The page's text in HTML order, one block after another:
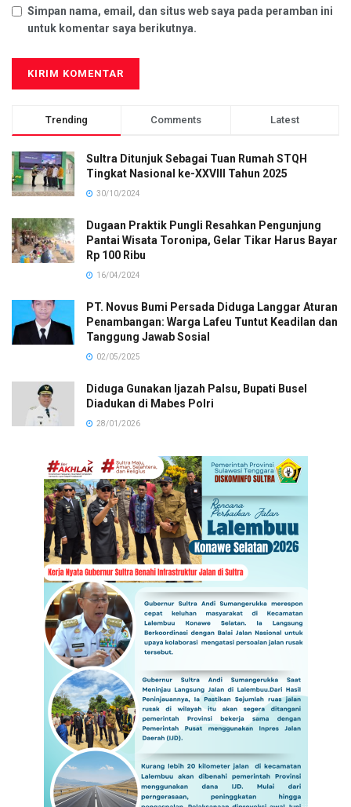
Simpan nama, email, dan situs web saya pada peramban ini
untuk komentar saya berikutnya.
Trending Comments Latest
Sultra Ditunjuk Sebagai Tuan Rumah STQH
Tingkat Nasional ke-XXVIII Tahun 2025
30/10/2024
Dugaan Praktik Pungli Resahkan Pengunjung
Pantai Wisata Toronipa, Gelar Tikar Harus Bayar
Rp 100 Ribu
16/04/2024
PT. Novus Bumi Persada Diduga Langgar Aturan
Penambangan: Warga Lafeu Tuntut Keadilan dan
Tanggung Jawab Sosial
02/05/2025
Diduga Gunakan Ijazah Palsu, Bupati Busel
Diadukan di Mabes Polri
28/01/2026